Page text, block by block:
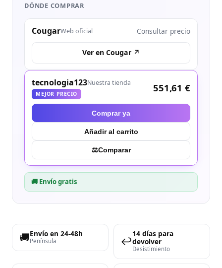
DÓNDE COMPRAR
CougarWeb oficial Consultar precio
Ver en Cougar ↗
tecnologia123Nuestra tienda
MEJOR PRECIO
551,61 €
Comprar ya
Añadir al carrito
⚖︎Comparar
🚚 Envío gratis
🚚Envío en 24-48h
Península ↩️
14 días para
devolver
Desistimiento